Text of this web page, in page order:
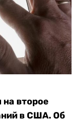
второе
в США. Об